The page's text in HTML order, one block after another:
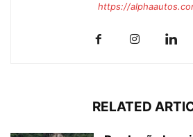
https://
RELATED